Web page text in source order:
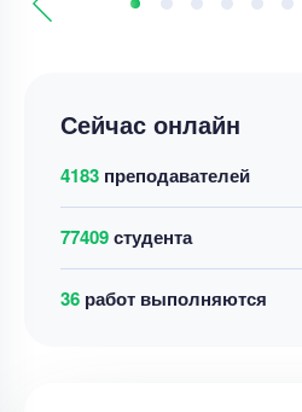
Сейчас онлайн
4183 преподавателей
77409студента
36 работ выполняются